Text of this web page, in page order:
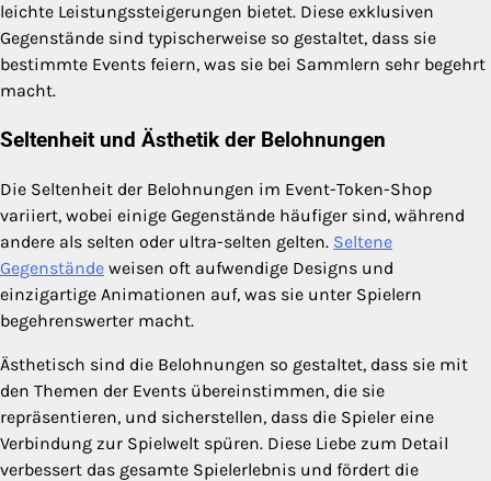
leichte Leistungssteigerungen bietet. Diese exklusiven
Gegenstände sind typischerweise so gestaltet, dass sie
bestimmte Events feiern, was sie bei Sammlern sehr begehrt
macht.
Seltenheit und Ästhetik der Belohnungen
Die Seltenheit der Belohnungen im Event-Token-Shop
variiert, wobei einige Gegenstände häufiger sind, während
andere als selten oder ultra-selten gelten. Seltene
Gegenstände weisen oft aufwendige Designs und
einzigartige Animationen auf, was sie unter Spielern
begehrenswerter macht.
Ästhetisch sind die Belohnungen so gestaltet, dass sie mit
den Themen der Events übereinstimmen, die sie
repräsentieren, und sicherstellen, dass die Spieler eine
Verbindung zur Spielwelt spüren. Diese Liebe zum Detail
verbessert das gesamte Spielerlebnis und fördert die